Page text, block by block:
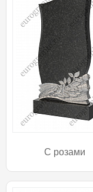
С розами